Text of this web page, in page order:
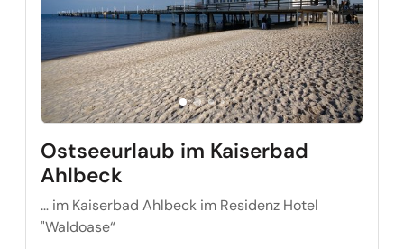
Ostseeurlaub im Kaiserbad
Ahlbeck
… im Kaiserbad Ahlbeck im Residenz Hotel
"Waldoase“